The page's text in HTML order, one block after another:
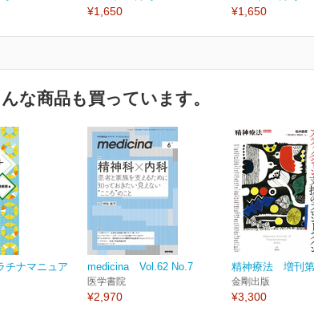
¥1,650 ¥1,650
な商品も買っています。
チナマニュア
medicina Vol.62 No.7
医学書院
¥2,970
精神療法 増刊
金剛出版
¥3,300